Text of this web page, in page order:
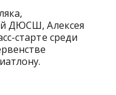
ДЮСШ, Алексея
старте среди